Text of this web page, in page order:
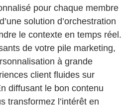
pour chaque membre
solution d’orchestration
le contexte en temps réel.
de votre pile marketing,
à grande
client fluides sur
diffusant le bon contenu
transformez l’intérêt en